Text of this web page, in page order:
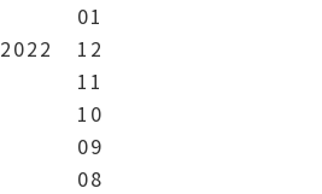
01
2022
12
11
10
09
08